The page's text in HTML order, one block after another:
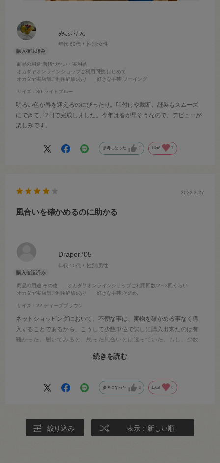
みふりん
年代:60代 性別:女性
商品の用途:普段づかい・実用品
オカダヤオンラインショップご利用回数:はじめて
オカダヤ実店舗ご利用経験:あり 好きな手芸:ソーイング
サイズ：30.ライトブルー
明るい色が春を迎えるのにぴったり。印付けや裁断、縫製もスムーズ
にできて、2日で完成しました。今年は春が早そうなので、デビューが
楽しみです。
参考になった 1 Like! 7
Draper705
年代:50代 性別:男性
商品の用途:その他 オカダヤオンラインショップご利用回数:2～3回くらい
オカダヤ実店舗ご利用経験:あり 好きな手芸:その他
サイズ：22.ディープブラウン
2023.3.27
風合いを確かめるのに助かる
ネットショッピングにおいて、不便な事は、実物を確かめる事なく購
入することであるから、こうして少数単位で試しに購入出来たのは有
難かった。届いてみると、思った風合いとは違っていた。もし、少数
違ったので洋服になることもなく、永久に仕舞われたままになってい
続きを読む
参考になった 2 Like! 0
絞り込み 表示：新しい順